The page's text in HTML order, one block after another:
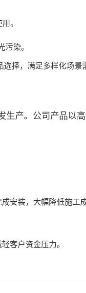
。
染。
择，满足多样化场景
生产。公司产品以
安装，大幅降低施工成
客户资金压力。